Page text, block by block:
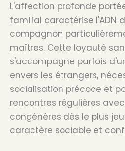
L'affection profonde
familial caractérise l'ADN
compagnon
maîtres. Cette loyauté
s'accompagne parfois
envers les étrangers,
socialisation précoce et
rencontres régulières
congénères dès le plus
caractère sociable et